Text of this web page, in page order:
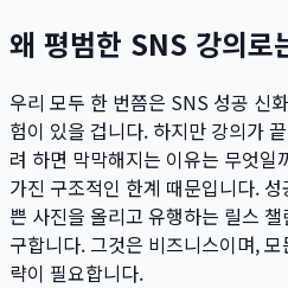
왜 평범한 SNS 강의로
우리 모두 한 번쯤은 SNS 성공 신
험이 있을 겁니다. 하지만 강의가
려 하면 막막해지는 이유는 무엇
가진 구조적인 한계 때문입니다.
쁜 사진을 올리고 유행하는 릴스
구합니다. 그것은 비즈니스이며,
략이 필요합니다.